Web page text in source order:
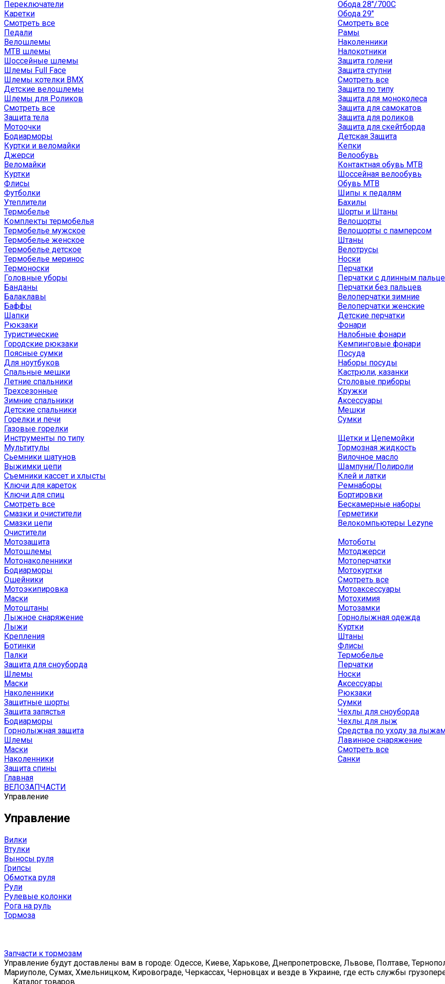
Переключатели
Каретки
Смотреть все
Педали
Обода 28"/700C
Обода 29"
Смотреть все
Рамы
Велошлемы
MTB шлемы
Шоссейные шлемы
Шлемы Full Face
Шлемы котелки BMX
Детские велошлемы
Шлемы для Роликов
Смотреть все
Защита тела
Мотоочки
Бодиарморы
Наколенники
Налокотники
Защита голени
Защита ступни
Смотреть все
Защита по типу
Защита для моноколеса
Защита для самокатов
Защита для роликов
Защита для скейтборда
Детская Защита
Куртки и веломайки
Джерси
Веломайки
Куртки
Флисы
Футболки
Утеплители
Термобелье
Комплекты термобелья
Термобелье мужское
Термобелье женское
Термобелье детское
Термобелье меринос
Термоноски
Головные уборы
Банданы
Балаклавы
Баффы
Шапки
Кепки
Велообувь
Контактная обувь MTB
Шоссейная велообувь
Обувь MTB
Шипы к педалям
Бахилы
Шорты и Штаны
Велошорты
Велошорты с памперсом
Штаны
Велотрусы
Носки
Перчатки
Перчатки с длинным
Перчатки без пальцев
Велоперчатки зимние
Велоперчатки женские
Детские перчатки
Рюкзаки
Туристические
Городские рюкзаки
Поясные сумки
Для ноутбуков
Спальные мешки
Летние спальники
Трехсезонные
Зимние спальники
Детские спальники
Горелки и печи
Газовые горелки
Фонари
Налобные фонари
Кемпинговые фонари
Посуда
Наборы посуды
Кастрюли, казанки
Столовые приборы
Кружки
Аксессуары
Мешки
Сумки
Инструменты по типу
Мультитулы
Сьемники шатунов
Выжимки цепи
Съемники кассет и хлысты
Ключи для кареток
Ключи для спиц
Смотреть все
Смазки и очистители
Смазки цепи
Очистители
Щетки и Цепемойки
Тормозная жидкость
Вилочное масло
Шампуни/Полироли
Клей и латки
Ремнаборы
Бортировки
Бескамерные наборы
Герметики
Велокомпьютеры Lezyne
Мотозащита
Мотошлемы
Мотонаколенники
Бодиарморы
Ошейники
Мотоэкипировка
Маски
Мотоштаны
Мотоботы
Мотоджерси
Мотоперчатки
Мотокуртки
Смотреть все
Мотоаксессуары
Мотохимия
Мотозамки
Лыжное снаряжение
Лыжи
Крепления
Ботинки
Палки
Защита для сноуборда
Шлемы
Маски
Наколенники
Защитные шорты
Защита запястья
Бодиарморы
Горнолыжная защита
Шлемы
Маски
Наколенники
Защита спины
Горнолыжная одежда
Куртки
Штаны
Флисы
Термобелье
Перчатки
Носки
Аксессуары
Рюкзаки
Сумки
Чехлы для сноуборда
Чехлы для лыж
Средства по уходу за
Лавинное снаряжение
Смотреть все
Санки
Главная
ВЕЛОЗАПЧАСТИ
Управление
Управление
Вилки
Втулки
Выносы руля
Грипсы
Обмотка руля
Рули
Рулевые колонки
Рога на руль
Тормоза
Запчасти к тормозам
Управление будут доставлены вам в городе: Одессе, Киеве, Харькове, Днепропетровске, Львове, Полтаве,
Мариуполе, Сумах, Хмельницком, Кировограде, Черкассах, Черновцах и везде в Украине, где есть службы
Каталог товаров